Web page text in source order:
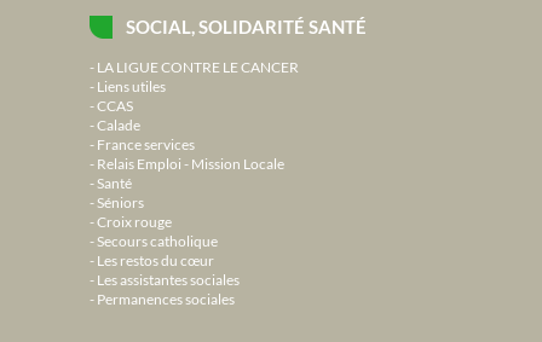
SOCIAL, SOLIDARITÉ SANTÉ
LA LIGUE CONTRE LE CANCER
Liens utiles
CCAS
Calade
France services
Relais Emploi - Mission Locale
Santé
Séniors
Croix rouge
Secours catholique
Les restos du cœur
Les assistantes sociales
Permanences sociales